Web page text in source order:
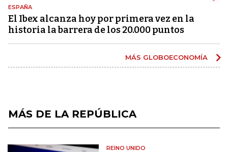
ESPAÑA
El Ibex alcanza hoy por primera vez en la
historia la barrera de los 20.000 puntos
MÁS GLOBOECONOMÍA
MÁS DE LA REPÚBLICA
REINO UNIDO